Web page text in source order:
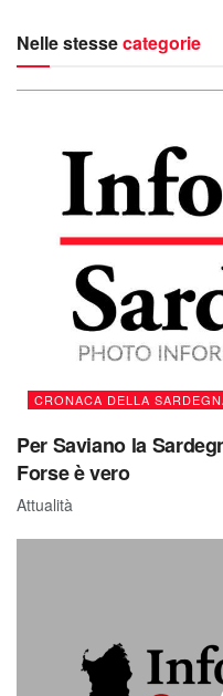
Nelle stessecategorie
CRONACA DELLA
Per Saviano la
Forse è vero
Attualità